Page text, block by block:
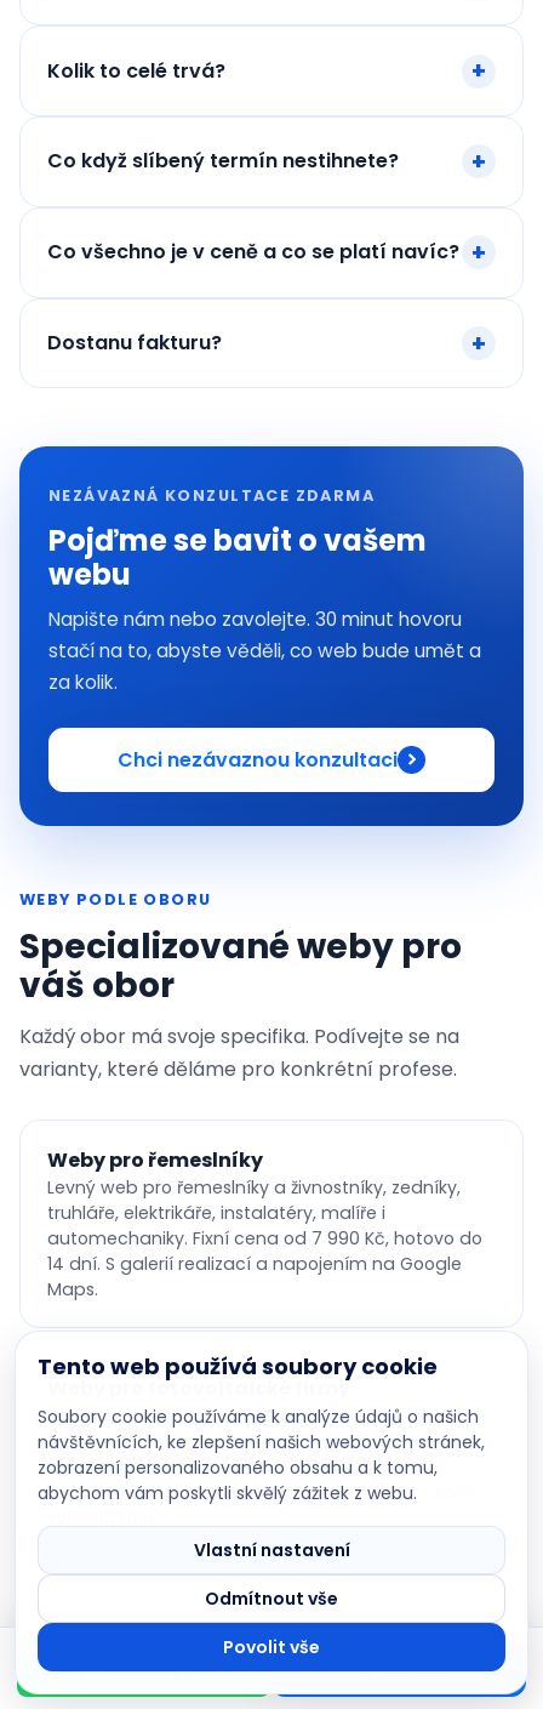
Kolik to celé trvá?
Co když slíbený termín nestihnete?
Co všechno je v ceně a co se platí navíc?
Dostanu fakturu?
NEZÁVAZNÁ KONZULTACE ZDARMA
Pojďme se bavit o vašem
webu
Napište nám nebo zavolejte. 30 minut hovoru
stačí na to, abyste věděli, co web bude umět a
za kolik.
Chci nezávaznou konzultaci
WEBY PODLE OBORU
Specializované weby pro
váš obor
Každý obor má svoje specifika. Podívejte se na
varianty, které děláme pro konkrétní profese.
Weby pro řemeslníky
Levný web pro řemeslníky a živnostníky, zedníky,
truhláře, elektrikáře, instalatéry, malíře i
automechaniky. Fixní cena od 7 990 Kč, hotovo do
14 dní. S galerií realizací a napojením na Google
Maps.
Weby pro fotovoltaické firmy
Levný web pro firmy na fotovoltaiku, tepelná
čerpadla, rekuperaci a vzduchotechniku. Fixní cena
od 7 990 Kč, hotovo do 14 dní. S galerií realizací,
kalkulačkou návratnosti a optimalizací pro lokální
Weby pro osobní služby
Levný web pro kadeřnice, kosmetičky, nehtová
studia, masérky a fitness trenérky. Fixní cena od 7
990 Kč, hotovo do 14 dní. S ceníkem, galerií prací a
WhatsApp Poptat web
Tento web používá soubory cookie
Soubory cookie používáme k analýze údajů o našich
návštěvnících, ke zlepšení našich webových stránek,
zobrazení personalizovaného obsahu a k tomu,
abychom vám poskytli skvělý zážitek z webu.
Vlastní nastavení
Odmítnout vše
Povolit vše
DevBoys AI asistent